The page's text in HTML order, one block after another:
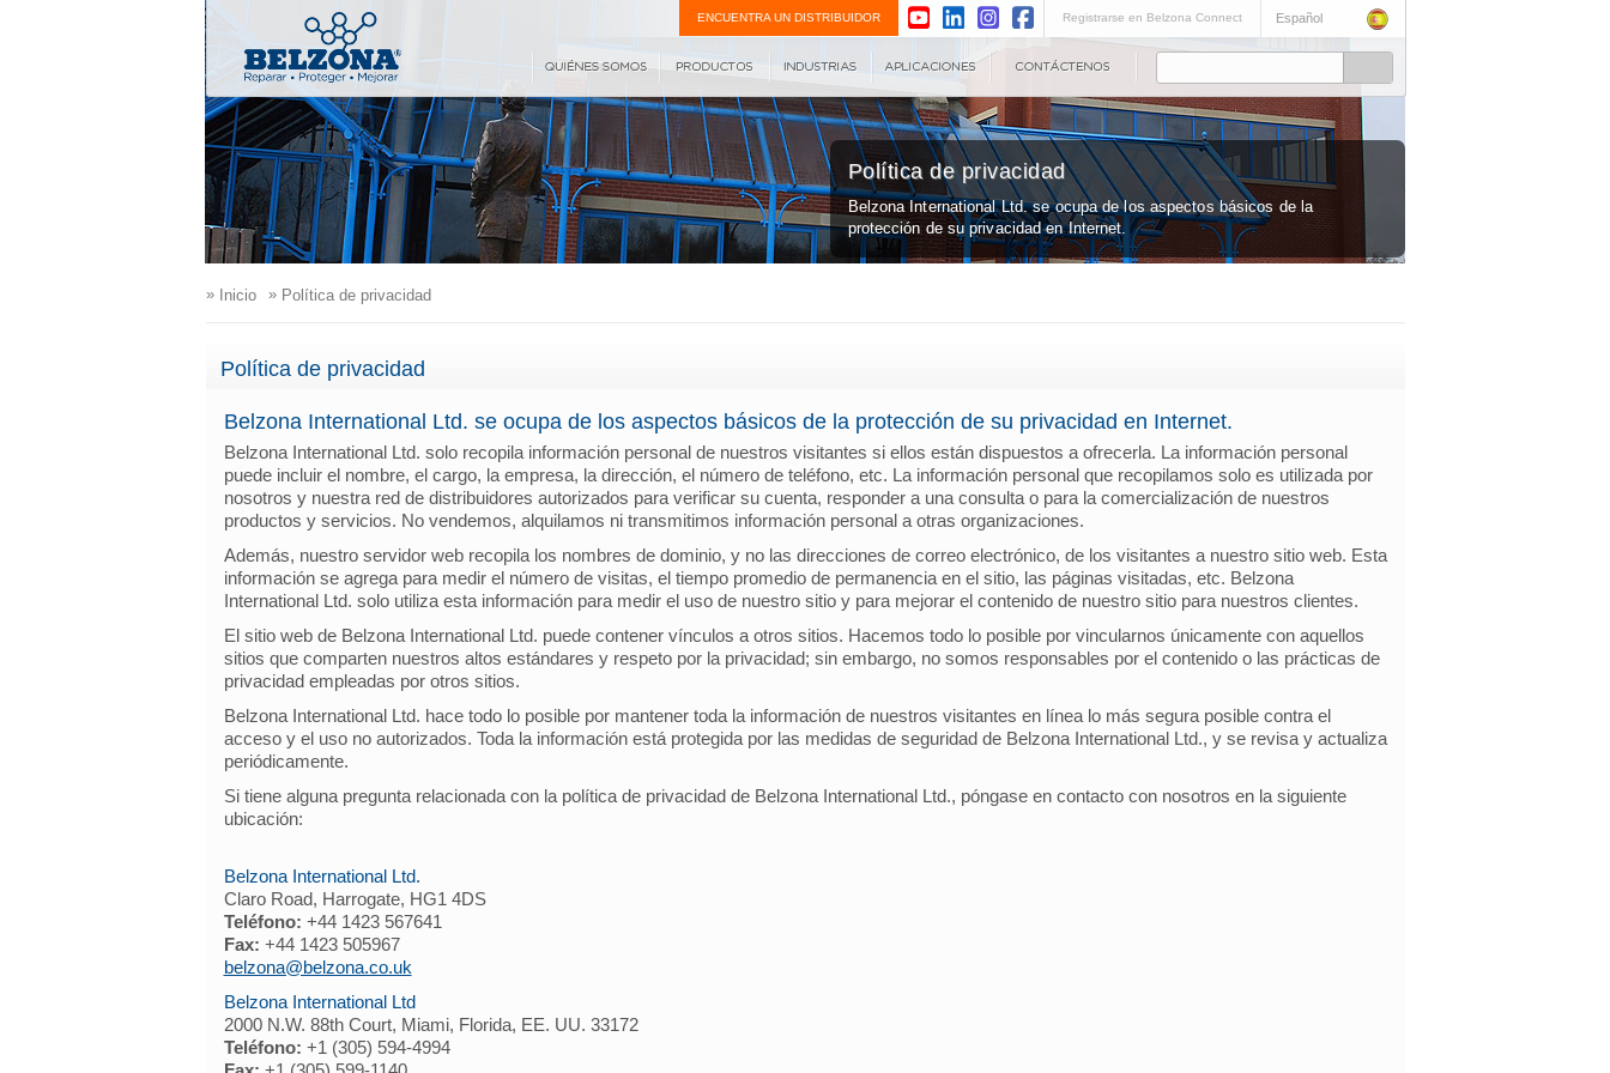
Español
Registrarse en Belzona Connect
ENCUENTRA UN DISTRIBUIDOR
Política de privacidad
Belzona International Ltd. se ocupa de los aspectos básicos de la
protección de su privacidad en Internet.
»Inicio »Política de privacidad
Política de privacidad
Belzona International Ltd. se ocupa de los aspectos básicos de la protección de su privacidad en Internet.
Belzona International Ltd. solo recopila información personal de nuestros visitantes si ellos están dispuestos a ofrecerla. La información personal
puede incluir el nombre, el cargo, la empresa, la dirección, el número de teléfono, etc. La información personal que recopilamos solo es utilizada por
nosotros y nuestra red de distribuidores autorizados para verificar su cuenta, responder a una consulta o para la comercialización de nuestros
productos y servicios. No vendemos, alquilamos ni transmitimos información personal a otras organizaciones.
Además, nuestro servidor web recopila los nombres de dominio, y no las direcciones de correo electrónico, de los visitantes a nuestro sitio web. Esta
información se agrega para medir el número de visitas, el tiempo promedio de permanencia en el sitio, las páginas visitadas, etc. Belzona
International Ltd. solo utiliza esta información para medir el uso de nuestro sitio y para mejorar el contenido de nuestro sitio para nuestros clientes.
El sitio web de Belzona International Ltd. puede contener vínculos a otros sitios. Hacemos todo lo posible por vincularnos únicamente con aquellos
sitios que comparten nuestros altos estándares y respeto por la privacidad; sin embargo, no somos responsables por el contenido o las prácticas de
privacidad empleadas por otros sitios.
Belzona International Ltd. hace todo lo posible por mantener toda la información de nuestros visitantes en línea lo más segura posible contra el
acceso y el uso no autorizados. Toda la información está protegida por las medidas de seguridad de Belzona International Ltd., y se revisa y actualiza
periódicamente.
Si tiene alguna pregunta relacionada con la política de privacidad de Belzona International Ltd., póngase en contacto con nosotros en la siguiente
ubicación:
Belzona International Ltd.
Claro Road, Harrogate, HG1 4DS
Teléfono: +44 1423 567641
Fax: +44 1423 505967
belzona@belzona.co.uk
Belzona International Ltd
2000 N.W. 88th Court, Miami, Florida, EE. UU. 33172
Teléfono: +1 (305) 594-4994